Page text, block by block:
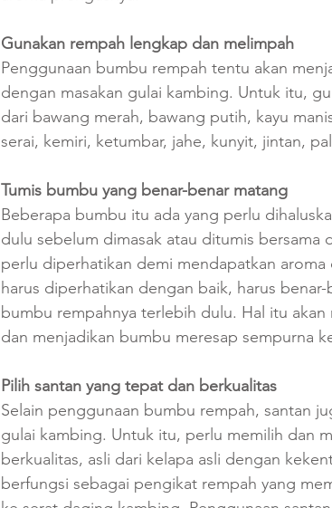
Gunakan rempah lengkap dan melimpah
Penggunaan bumbu rempah tentu akan
dengan masakan gulai kambing. Untuk itu,
dari bawang merah, bawang putih, kayu
serai, kemiri, ketumbar, jahe, kunyit, jintan,
Tumis bumbu yang benar-benar matang
Beberapa bumbu itu ada yang perlu
dulu sebelum dimasak atau ditumis bersama
perlu diperhatikan demi mendapatkan
harus diperhatikan dengan baik, harus
bumbu rempahnya terlebih dulu. Hal itu
dan menjadikan bumbu meresap sempurna
Pilih santan yang tepat dan berkualitas
Selain penggunaan bumbu rempah, santan
gulai kambing. Untuk itu, perlu memilih dan
berkualitas, asli dari kelapa asli dengan
berfungsi sebagai pengikat rempah yang